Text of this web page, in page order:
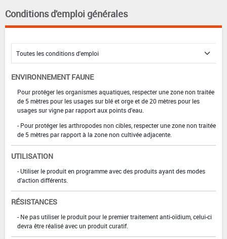
Conditions d'emploi générales
ENVIRONNEMENT FAUNE
Pour protéger les organismes aquatiques, respecter une zone non traitée
de 5 mètres pour les usages sur blé et orge et de 20 mètres pour les
usages sur vigne par rapport aux points d'eau.
- Pour protéger les arthropodes non cibles, respecter une zone non traitée
de 5 mètres par rapport à la zone non cultivée adjacente.
UTILISATION
- Utiliser le produit en programme avec des produits ayant des modes
d'action différents.
RÉSISTANCES
- Ne pas utiliser le produit pour le premier traitement anti-oïdium, celui-ci
devra être réalisé avec un produit curatif.